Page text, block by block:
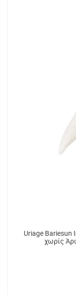
Uriage Bariesun
χωρίς